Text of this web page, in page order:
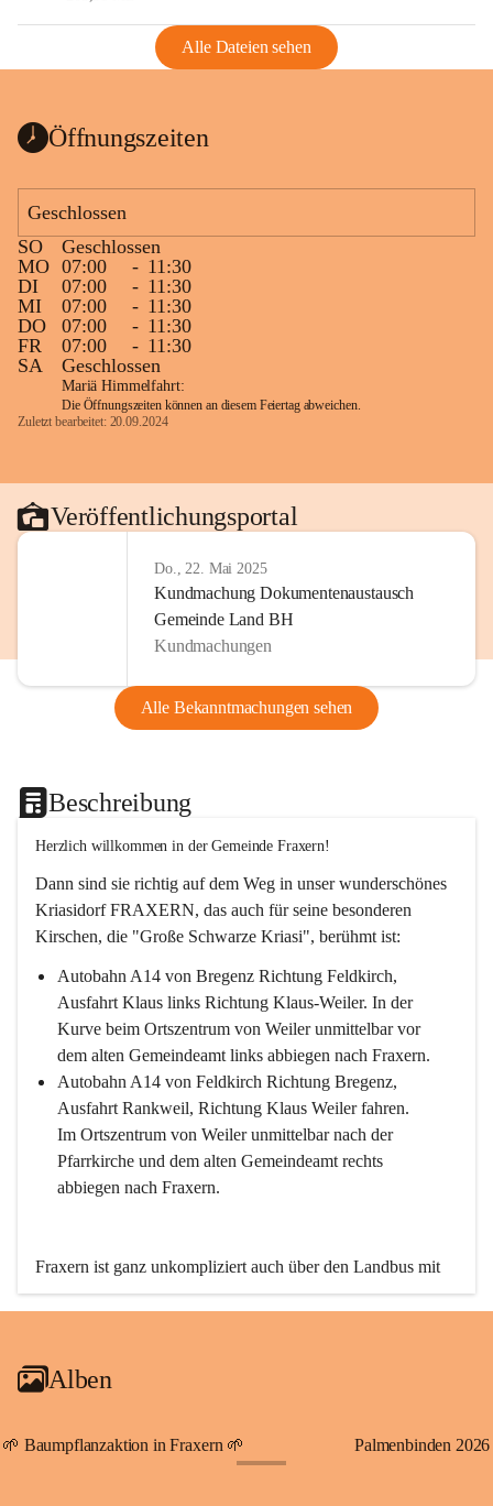
Alle Dateien sehen
Öffnungszeiten
Geschlossen
SO
Geschlossen
MO 07:00 - 11:30
DI
07:00 - 11:30
MI
07:00 - 11:30
DO
07:00 - 11:30
FR
07:00 - 11:30
SA
Geschlossen
Mariä Himmelfahrt:
Die Öffnungszeiten können an diesem Feiertag abweichen.
Zuletzt bearbeitet: 20.09.2024
Veröffentlichungsportal
Do., 22. Mai 2025
Kundmachung Dokumentenaustausch
Gemeinde Land BH
Kundmachungen
Alle Bekanntmachungen sehen
Beschreibung
Herzlich willkommen in der Gemeinde Fraxern!
Dann sind sie richtig auf dem Weg in unser wunderschönes
Kriasidorf FRAXERN, das auch für seine besonderen
Kirschen, die "Große Schwarze Kriasi", berühmt ist:
Autobahn A14 von Bregenz Richtung Feldkirch,
Ausfahrt Klaus links Richtung Klaus-Weiler. In der
Kurve beim Ortszentrum von Weiler unmittelbar vor
dem alten Gemeindeamt links abbiegen nach Fraxern.
Autobahn A14 von Feldkirch Richtung Bregenz,
Ausfahrt Rankweil, Richtung Klaus Weiler fahren.
Im Ortszentrum von Weiler unmittelbar nach der
Pfarrkirche und dem alten Gemeindeamt rechts
abbiegen nach Fraxern.
Fraxern ist ganz unkompliziert auch über den Landbus mit
den öffentlichen Verkehrsmitteln zu erreichen. Die Linie
An Samstagen, Sonn- und Feiertagen können Sie bequem
persönlichen Linienbus zur gewünschten Zeit zu Ihrer
Haltestelle bestellen. Sowohl von Weiler kommend nach
Alben
🌱 Baumpflanzaktion in Fraxern 🌱 Palmenbinden 2026